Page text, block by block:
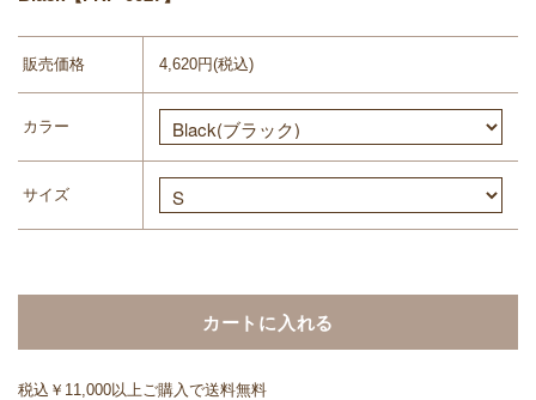
販売価格 4,620円(税込)
カラー
サイズ
カートに入れる
税込￥11,000以上ご購入で送料無料